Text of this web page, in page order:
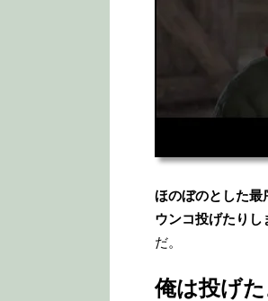
ほのぼのとした最
ウンコ投げたりし
だ。
俺は投げた